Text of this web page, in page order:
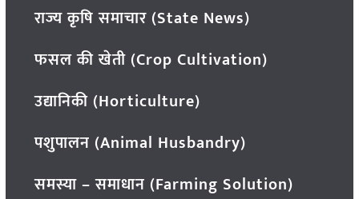
राज्य कृषि समाचार (State News)
फसल की खेती (Crop Cultivation)
उद्यानिकी (Horticulture)
पशुपालन (Animal Husbandry)
समस्या – समाधान (Farming Solution)